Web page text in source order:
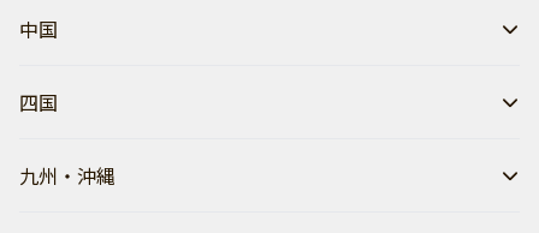
中国
四国
九州・沖縄